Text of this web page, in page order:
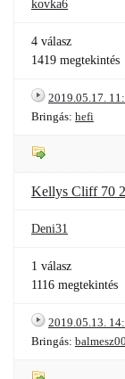
kovka6
4 válasz
1419 megtekintés
2019.05.17.
Bringás: hefi
Kellys Cliff 70
Deni31
1 válasz
1116 megtekintés
2019.05.13.
Bringás: